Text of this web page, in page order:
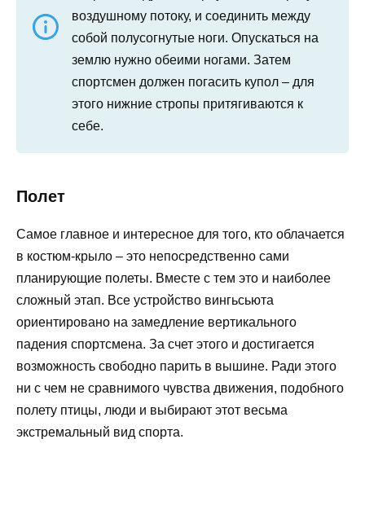
воздушному потоку, и соединить между
собой полусогнутые ноги. Опускаться на
землю нужно обеими ногами. Затем
спортсмен должен погасить купол – для
этого нижние стропы притягиваются к
себе.
Полет
Самое главное и интересное для того, кто облачается
в костюм-крыло – это непосредственно сами
планирующие полеты. Вместе с тем это и наиболее
сложный этап. Все устройство вингьсьюта
ориентировано на замедление вертикального
падения спортсмена. За счет этого и достигается
возможность свободно парить в вышине. Ради этого
ни с чем не сравнимого чувства движения, подобного
полету птицы, люди и выбирают этот весьма
экстремальный вид спорта.